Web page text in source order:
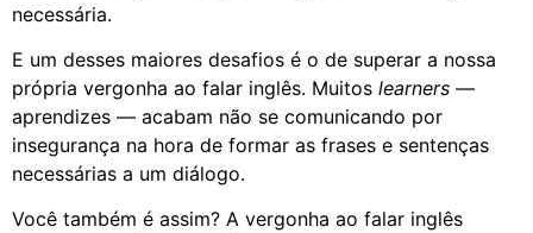
necessária.
E um desses maiores desafios é o de superar a nossa
própria vergonha ao falar inglês. Muitos learners —
aprendizes — acabam não se comunicando por
insegurança na hora de formar as frases e sentenças
necessárias a um diálogo.
Você também é assim? A vergonha ao falar inglês